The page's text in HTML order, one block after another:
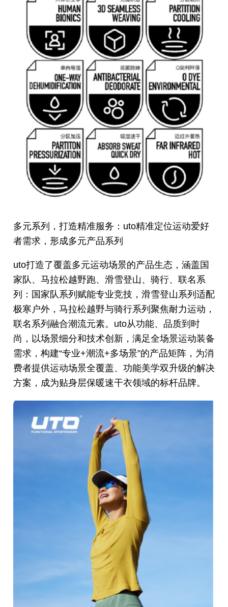
多元系列，打造精准服务： uto精准定位运动爱好
者需求，形成多元产品系列
uto打造了覆盖多元运动场景的产品生态，涵盖国
家队、马拉松越野跑、滑雪登山、骑行、联名系
列：国家队系列赋能专业竞技，滑雪登山系列适配
极寒户外，马拉松越野与骑行系列聚焦耐力运动，
联名系列融合潮流元素。uto从功能、品质到时
尚，以场景细分和技术创新，满足全场景运动装备
需求，构建“专业+潮流+多场景”的产品矩阵，为消
费者提供运动场景全覆盖、功能美学双升级的解决
方案，成为贴身层保暖速干衣领域的标杆品牌。